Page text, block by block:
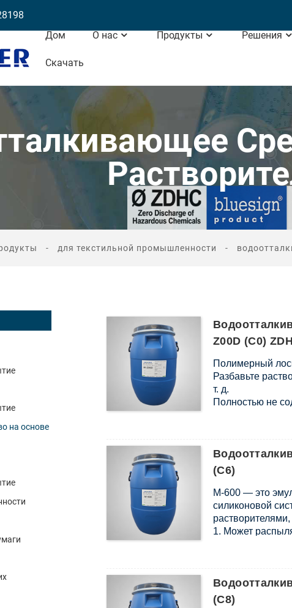
Дом
О нас Продукты Решения
Скачать
для текстильной промышленности
на основе
Z00D (C0)
Полимерный
Разбавьте
т. д.
Полностью не
(C6)
М-600 — это
силиконовой
растворителями,
1. Может
искусственную
2. Может
естественного
(C8)